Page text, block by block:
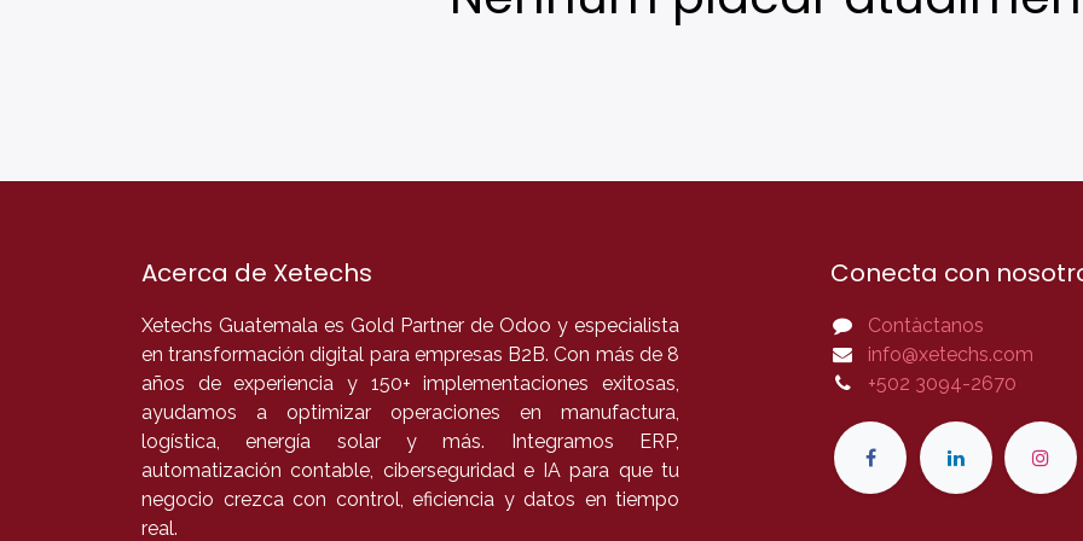
Acerca de Xetechs
Xetechs Guatemala es Gold Partner de Odoo y especialista
en transformación digital para empresas B2B. Con más de 8
años de experiencia y 150+ implementaciones exitosas,
ayudamos a optimizar operaciones en manufactura,
logística, energía solar y más. Integramos ERP,
automatización contable, ciberseguridad e IA para que tu
negocio crezca con control, eficiencia y datos en tiempo
real.
Conecta con
Contàctanos
info@xetechs.com
+502 3094-2670